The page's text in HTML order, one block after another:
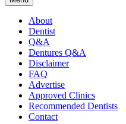
About
Dentist
Q&A
Dentures Q&A
Disclaimer
FAQ
Advertise
Approved Clinics
Recommended Dentists
Contact